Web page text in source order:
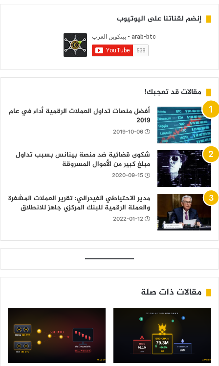
إنضم لقناتنا على اليوتيوب
مقالات قد تعجبك!
أفضل منصات تداول العملات الرقمية أداء في عام
2019
2019-10-06
شكوى قضائية ضد منصة بينانس بسبب تداول
مبلغ كبير من الأموال المسروقة
2020-09-15
مدير الاحتياطي الفيدرالي: تقرير العملات المشفرة
والعملة الرقمية للبنك المركزي جاهز للانطلاق
2022-01-12
مقالات ذات صلة